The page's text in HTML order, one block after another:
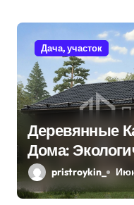
Дача, участок
Деревянные
Дома:
Практичность
pristroykin_